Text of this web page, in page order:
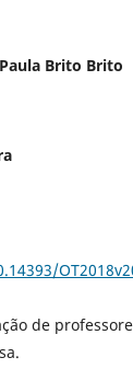
Brito Brito
de